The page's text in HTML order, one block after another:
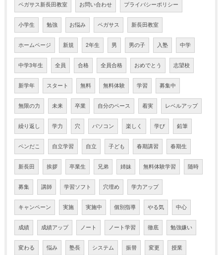
ペガサス新長田教室 お問い合わせ プライバシーポリシー
小学生 勉強 お悩み ペガサス 新長田教室
ホームページ 新規 2年生 男 男の子 入塾 中学
中学3年生 全員 合格 全員合格 おめでとう 志望校
新学年 スタート 無料 無料体験 学習 募集中
無限の力 未来 卒業 自分のペース 着実 レベルアップ
繰り返し 学力 穴 パソコン 楽しく 学び 鉛筆
ペンだこ 自立学習 自立 子ども 春期講習 春期生
新長田 挨拶 卒業生 兄弟 姉妹 無料体験学習 随時
募集 講師 学習ソフト 穴埋め 学力アップ
キャンペーン 実施 実施中 個別指導 やる気 中心
成績 成績アップ ノート ノート学習 徹底 勉強嫌い
変わる 悩み 塾長 システム 振替 変更 授業